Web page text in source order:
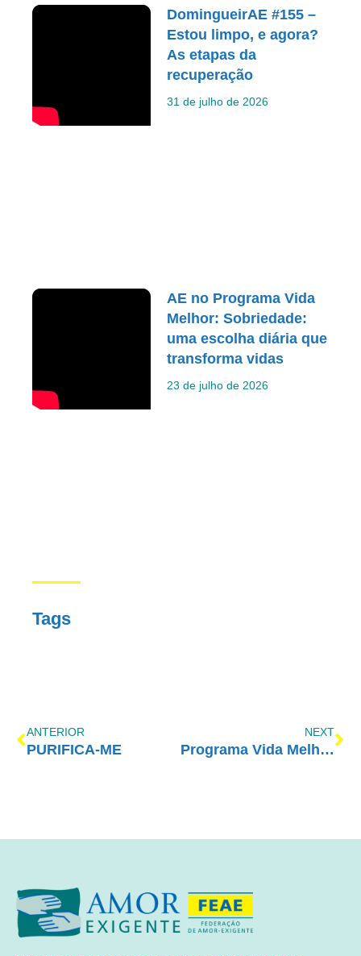
DomingueirAE #155 –
Estou limpo, e agora?
As etapas da
recuperação
31 de julho de 2026
AE no Programa Vida
Melhor: Sobriedade:
uma escolha diária que
transforma vidas
23 de julho de 2026
Tags
ANTERIOR
PURIFICA-ME
NEXT
Programa Vida Melhor – RedeVida – 15/05